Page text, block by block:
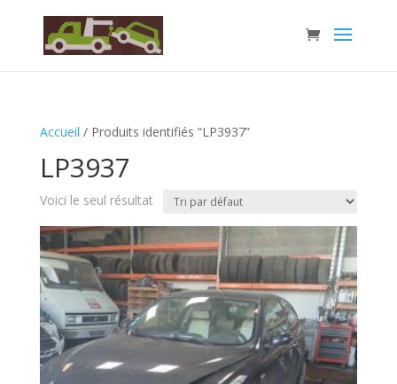
Accueil / Produits identifiés “LP3937”
LP3937
Voici le seul résultat